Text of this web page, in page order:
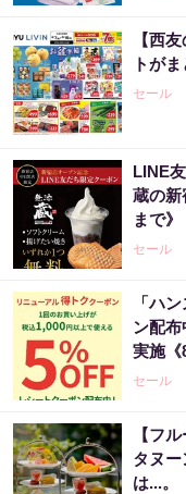
【西
トが
セール
LINE
蔵の新
まで》
セール
「ハ
ン配
実施《
セール
【フ
タヌ
は...。